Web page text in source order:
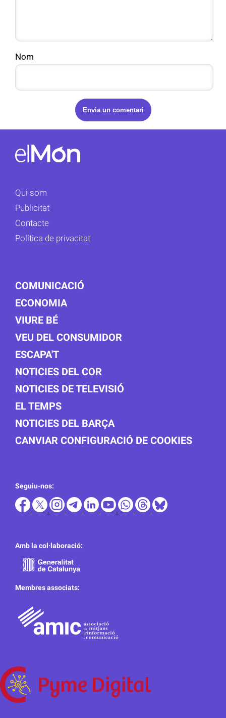
Nom
Qui som
Publicitat
Contacte
Política de privacitat
COMUNICACIÓ
ECONOMIA
VIURE BÉ
VEU DEL CONSUMIDOR
ESCAPA'T
NOTICIES DEL COR
NOTICIES DE TELEVISIÓ
EL TEMPS
NOTICIES DEL BARÇA
CANVIAR CONFIGURACIÓ DE COOKIES
Seguiu-nos:
Amb la col·laboració:
Membres associats: